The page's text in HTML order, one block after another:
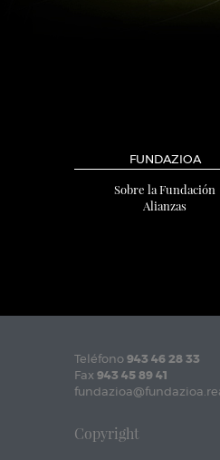
FUNDAZIOA
Sobre la Fundación
Alianzas
Teléfono 943 46 28 33
Fax 943 45 89 41
Copyright